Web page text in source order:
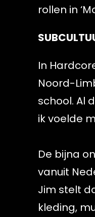
rollen in
In
Noord-
school. Al
ik voelde
De bijna
vanuit
Jim stelt
kleding,